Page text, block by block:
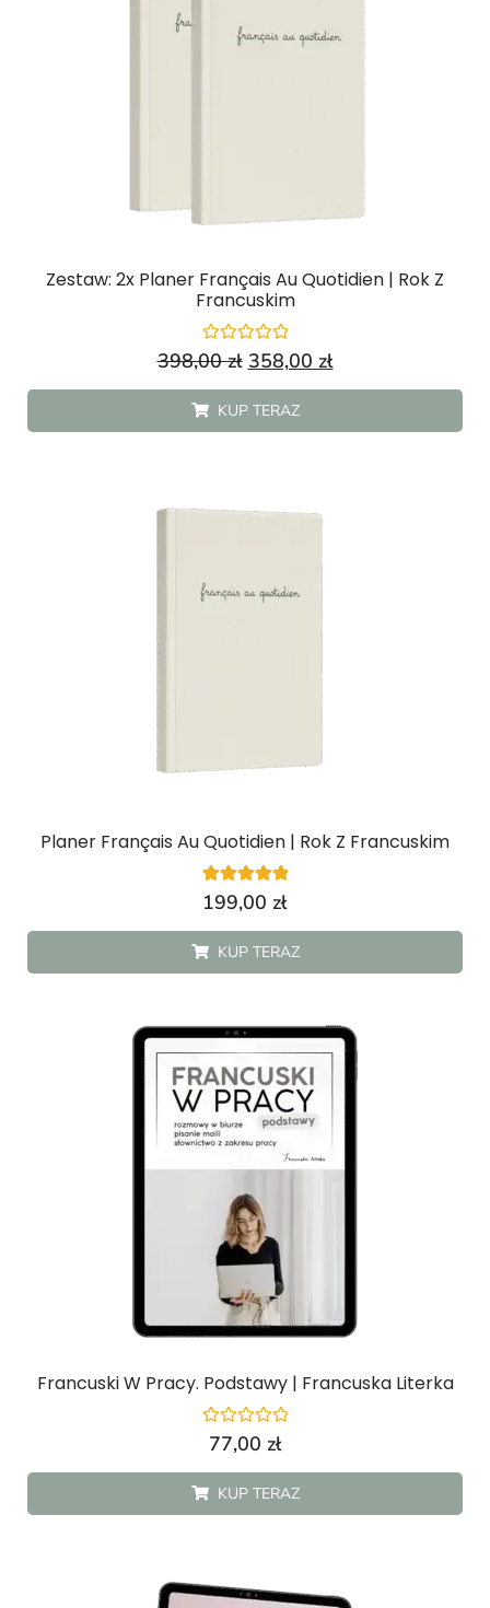
Zestaw: 2x Planer Français Au Quotidien | Rok Z
Francuskim
Oceniono
0
398,00zł 358,00 zł
KUP TERAZ
Planer Français Au Quotidien | Rok Z Francuskim
Oceniony
5.00
4
ocen
klientów
199,00 zł
KUP TERAZ
Francuski W Pracy. Podstawy | Francuska Literka
Oceniono
77,00 zł
KUP TERAZ